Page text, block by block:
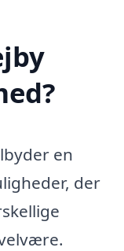
en
der